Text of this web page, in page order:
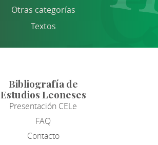
Otras categorías
Textos
Bibliografía de
Estudios Leoneses
Presentación CELe
FAQ
Contacto